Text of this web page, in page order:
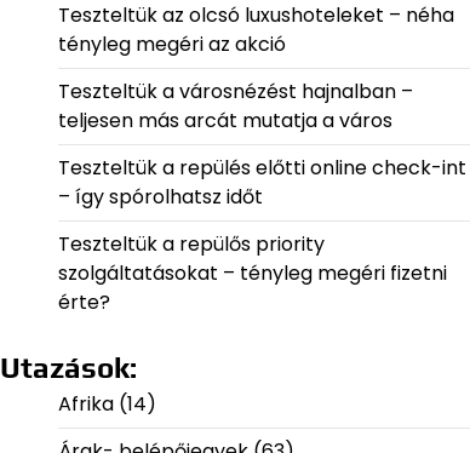
Teszteltük az olcsó luxushoteleket – néha
tényleg megéri az akció
Teszteltük a városnézést hajnalban –
teljesen más arcát mutatja a város
Teszteltük a repülés előtti online check-int
– így spórolhatsz időt
Teszteltük a repülős priority
szolgáltatásokat – tényleg megéri fizetni
érte?
Utazások:
Afrika(14)